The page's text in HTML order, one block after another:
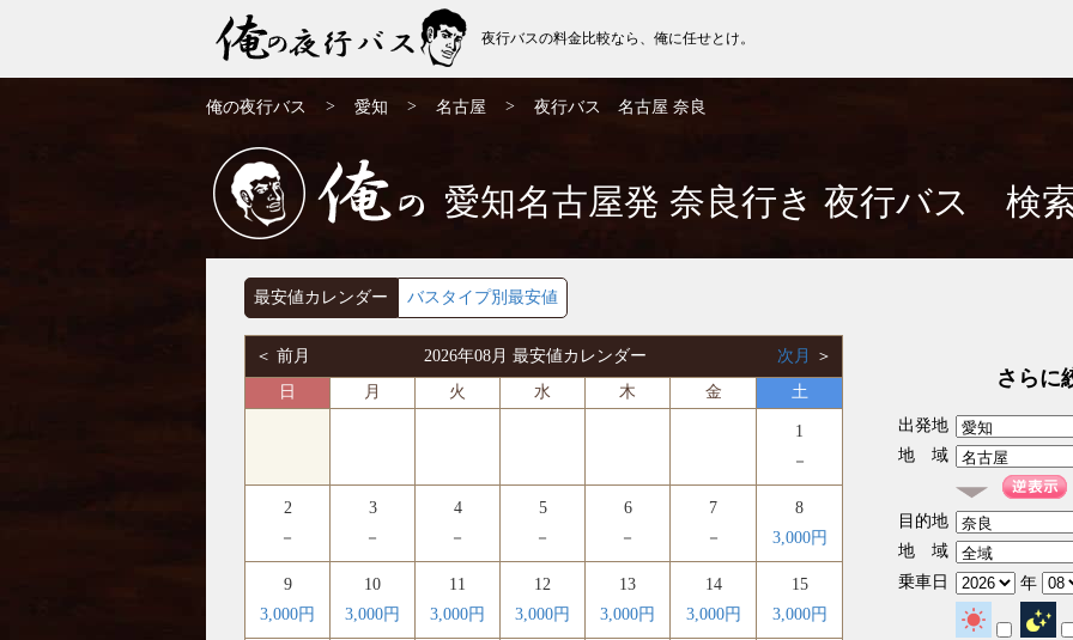
の夜行バス
夜行バスの料金比較なら、俺に任せとけ。
俺の夜行バス > 愛知 > 名古屋 > 夜行バス 名古屋 奈良
俺の
愛知名古屋発 奈良行き 夜行バス 検
最安値カレンダー バスタイプ別最安値
＜ 前月 2026年08月 最安値カレンダー 次月
＞
日
月 火 水 木 金 土
1
－
2
－
3
－
4
－
5
－
6
－
7
－
8
3,000円
9
3,000円
10
3,000円
11
3,000円
12
3,000円
13
3,000円
14
3,000円
15
3,000円
さらに
出発地
地 域
目的地
地 域
乗車日
年